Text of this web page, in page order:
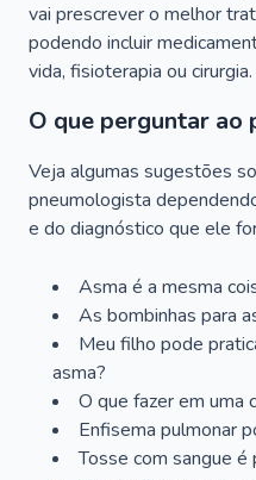
vai prescrever o melhor
podendo incluir
vida, fisioterapia ou cirurgia.
O que perguntar ao
Veja algumas sugestões
pneumologista
e do diagnóstico que ele
Asma é a mesma
As bombinhas para
Meu filho pode
asma?
O que fazer em uma
Enfisema pulmonar
Tosse com sangue é